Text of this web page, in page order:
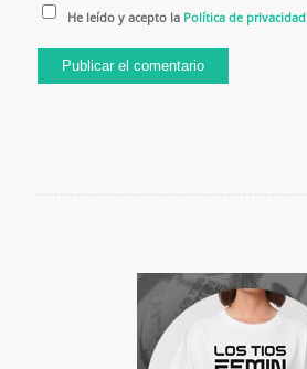
He leído y acepto la Política de privacidad